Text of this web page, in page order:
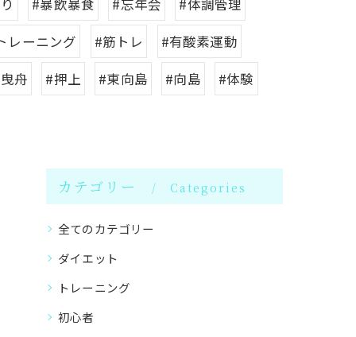
#暴飲暴食 #忘年会
#体調管理
レーニング #筋トレ
#有酸素運動
舟 #押上 #東向島 #向島
#体験
カテゴリー Categories
全てのカテゴリー
ダイエット
トレーニング
初心者